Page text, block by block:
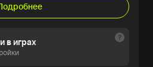
в играх